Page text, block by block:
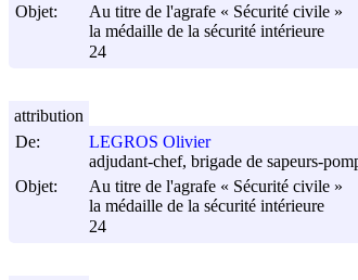
Objet:
Au titre de l'agrafe « Sécurité civile »
la médaille de la sécurité intérieure
24
De:
LEGROS Olivier
adjudant-chef, brigade de sapeurs-
Objet:
Au titre de l'agrafe « Sécurité civile »
la médaille de la sécurité intérieure
24
attribution